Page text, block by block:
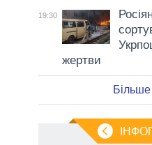
19:30
жертви